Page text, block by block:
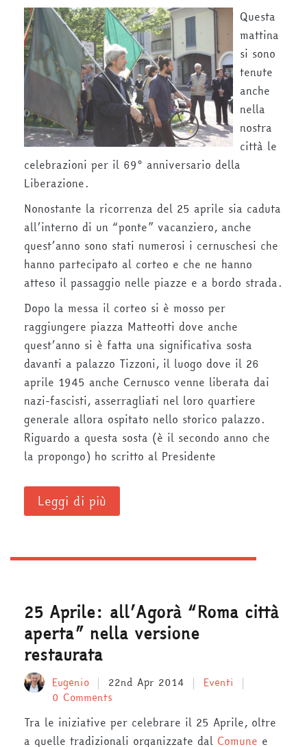
Questa
mattina
si sono
tenute
anche
nella
nostra
città le
celebrazioni per il 69° anniversario della
Liberazione.
Nonostante la ricorrenza del 25 aprile sia caduta
all’interno di un “ponte” vacanziero, anche
quest’anno sono stati numerosi i cernuschesi che
hanno partecipato al corteo e che ne hanno
atteso il passaggio nelle piazze e a bordo strada.
Dopo la messa il corteo si è mosso per
raggiungere piazza Matteotti dove anche
quest’anno si è fatta una significativa sosta
davanti a palazzo Tizzoni, il luogo dove il 26
aprile 1945 anche Cernusco venne liberata dai
nazi-fascisti, asserragliati nel loro quartiere
generale allora ospitato nello storico palazzo.
Riguardo a questa sosta (è il secondo anno che
la propongo) ho scritto al Presidente
Leggi di più
25 Aprile: all’Agorà “Roma città
aperta” nella versione
restaurata
Eugenio 22nd Apr 2014
Eventi
0 Comments
Tra le iniziative per celebrare il 25 Aprile, oltre
a quelle tradizionali organizzate dal Comune e